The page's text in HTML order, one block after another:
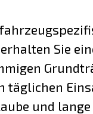
Sie
täglichen
und lange